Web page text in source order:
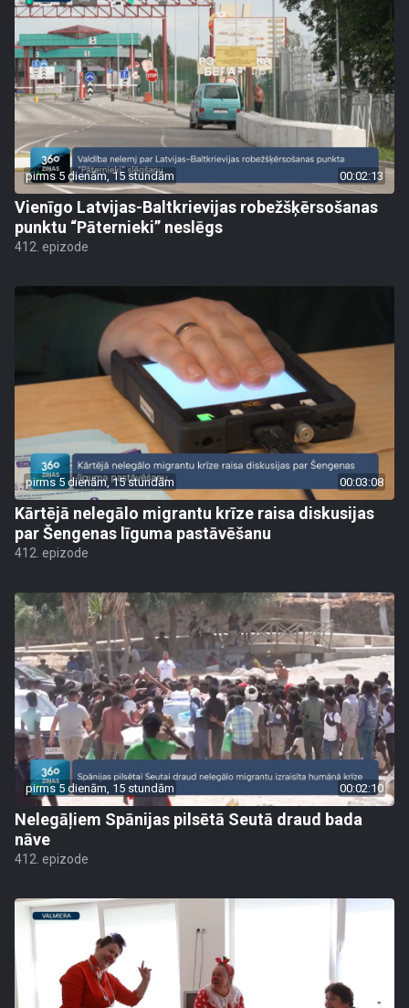
pirms 5 dienām, 15 stundām 00:02:13
Vienīgo Latvijas-Baltkrievijas robežšķērsošanas
punktu “Pāternieki” neslēgs
412. epizode
pirms 5 dienām, 15 stundām 00:03:08
Kārtējā nelegālo migrantu krīze raisa diskusijas
par Šengenas līguma pastāvēšanu
412. epizode
pirms 5 dienām, 15 stundām 00:02:10
Nelegāļiem Spānijas pilsētā Seutā draud bada
nāve
412. epizode